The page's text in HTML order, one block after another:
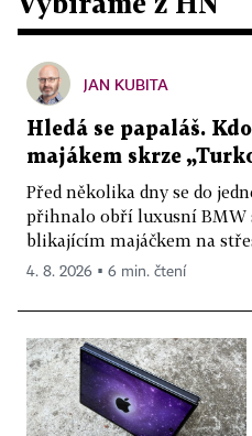
JAN KUBITA
Hledá se papaláš.
majákem skrze
Před několika dny se do
přihnalo obří luxusní BMW
blikajícím majáčkem na
4. 8. 2026 ▪ 6 min. čtení